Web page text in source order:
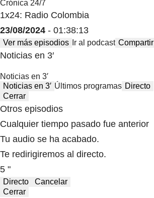
Crónica 24/7
1x24: Radio Colombia
23/08/2024 - 01:38:13
Ver más episodios Ir al podcast Compartir
Noticias en 3′
Noticias en 3′
Noticias en 3′ Últimos programas Directo
Cerrar
Otros episodios
Cualquier tiempo pasado fue anterior
Tu audio se ha acabado.
Te redirigiremos al directo.
5 "
Directo
Cancelar
Cerrar